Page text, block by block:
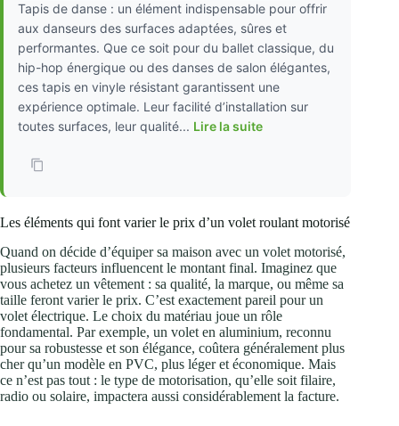
Tapis de danse : un élément indispensable pour offrir
aux danseurs des surfaces adaptées, sûres et
performantes. Que ce soit pour du ballet classique, du
hip-hop énergique ou des danses de salon élégantes,
ces tapis en vinyle résistant garantissent une
expérience optimale. Leur facilité d’installation sur
toutes surfaces, leur qualité... Lire la suite
Les éléments qui font varier le prix d’un volet roulant motorisé
Quand on décide d’équiper sa maison avec un volet motorisé,
plusieurs facteurs influencent le montant final. Imaginez que
vous achetez un vêtement : sa qualité, la marque, ou même sa
taille feront varier le prix. C’est exactement pareil pour un
volet électrique. Le choix du matériau joue un rôle
fondamental. Par exemple, un volet en aluminium, reconnu
pour sa robustesse et son élégance, coûtera généralement plus
cher qu’un modèle en PVC, plus léger et économique. Mais
ce n’est pas tout : le type de motorisation, qu’elle soit filaire,
radio ou solaire, impactera aussi considérablement la facture.